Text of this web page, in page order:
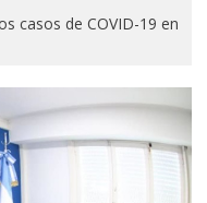
casos de COVID-19 en